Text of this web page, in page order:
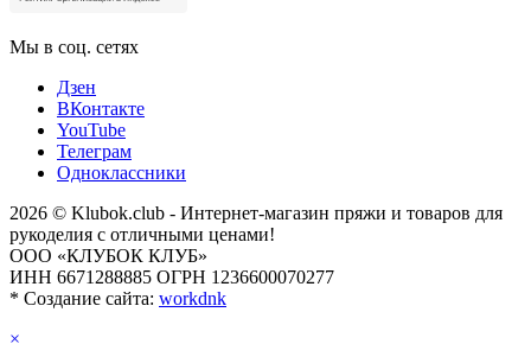
Мы в соц. сетях
Дзен
ВКонтакте
YouTube
Телеграм
Одноклассники
2026 © Klubok.club - Интернет-магазин пряжи и товаров для
рукоделия с отличными ценами!
ООО «КЛУБОК КЛУБ»
ИНН 6671288885 ОГРН 1236600070277
* Создание сайта: workdnk
×